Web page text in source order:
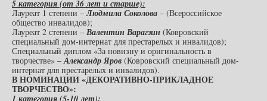
5 категория (от 36 лет и старше):
Лауреат 1 степени –Людмила Соколова – (Всероссийское
общество инвалидов);
Лауреат 2 степени – Валентин Варагзин (Ковровский
специальный дом-интернат для престарелых и инвалидов);
Специальный диплом «За новизну и оригинальность в
творчестве» –Александр Яров (Ковровский специальный дом-
интернат для престарелых и инвалидов).
В НОМИНАЦИИ «ДЕКОРАТИВНО-ПРИКЛАДНОЕ
ТВОРЧЕСТВО»:
1 категория (5-10 лет):